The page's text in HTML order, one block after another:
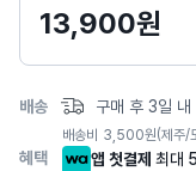
지
13,900원
배송 구매 후 3일 내
배송비 3,500원(제주/
혜택 앱 첫결제 최대